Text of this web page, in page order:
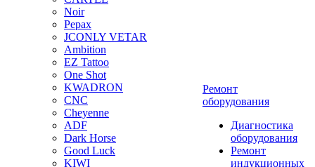
Noir
Pepax
JCONLY VETAR
Ambition
EZ Tattoo
One Shot
KWADRON
CNC
Cheyenne
ADF
Dark Horse
Good Luck
KIWI
Ремонт
оборудования
Диагностика
оборудования
Ремонт
индукционных